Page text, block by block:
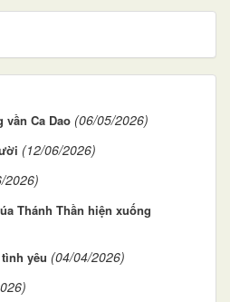
Ca Dao (06/05/2026)
(12/06/2026)
2026)
Thánh Thần hiện xuống
yêu (04/04/2026)